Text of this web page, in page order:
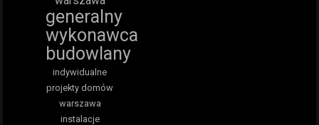
generalny
wykonawca
budowlany
indywidualne
projekty domów
warszawa
instalacje